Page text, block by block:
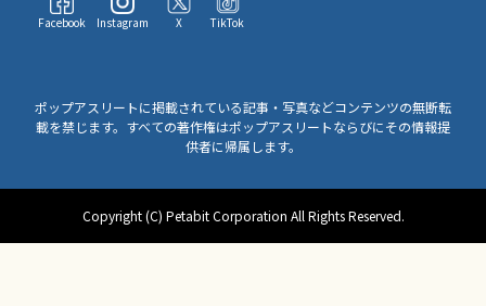
Facebook Instagram X TikTok
ポップアスリートに掲載されている記事・写真などコンテンツの無断転
載を禁じます。すべての著作権はポップアスリートならびにその情報提
供者に帰属します。
Copyright (C) Petabit Corporation All Rights Reserved.